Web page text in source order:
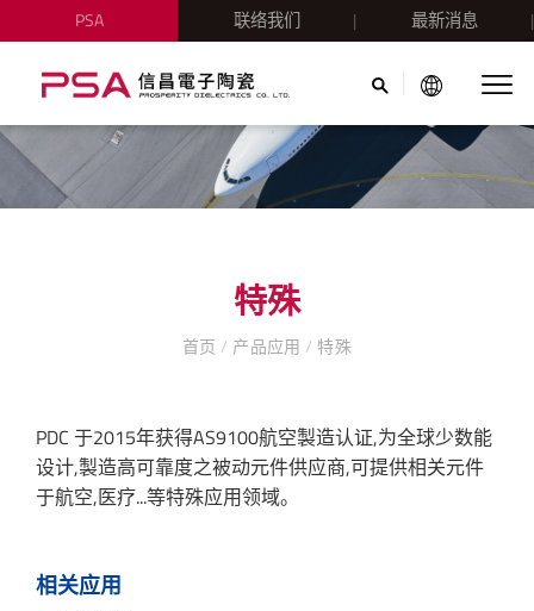
PSA 联络我们 最新消息
特殊
首页 / 产品应用 / 特殊
PDC 于2015年获得AS9100航空製造认证,为全球少数能
设计,製造高可靠度之被动元件供应商,可提供相关元件
于航空,医疗...等特殊应用领域。
相关应用